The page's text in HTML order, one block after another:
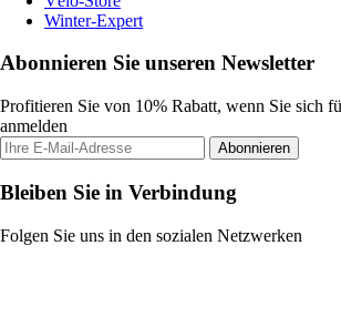
Winter-Expert
Abonnieren Sie unseren Newsletter
Profitieren Sie von 10% Rabatt, wenn Sie sich
anmelden
Abonnieren
Bleiben Sie in Verbindung
Folgen Sie uns in den sozialen Netzwerken